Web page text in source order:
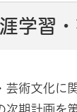
学習
芸術文化に
次期計画を